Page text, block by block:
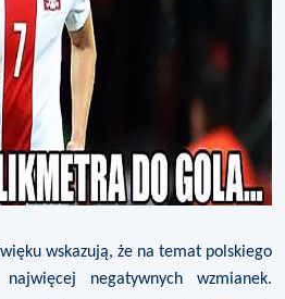
wskazują, że na temat polskiego
negatywnych wzmianek.